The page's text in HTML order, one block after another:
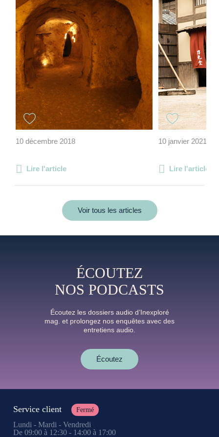
10 décembre 2018
Lire l'article
10 janvier 2021
Lire l'article
Voir tous les articles
ÉCOUTEZ
NOS PODCASTS
Écoutez les dossiers audio d’Inexploré
mag. et prolongez nos enquêtes avec des
entretiens audio.
Écoutez
Service client Fermé
Lundi - Mardi - Vendredi
De 09:00 à 12:30 - 14:00 à 17:00